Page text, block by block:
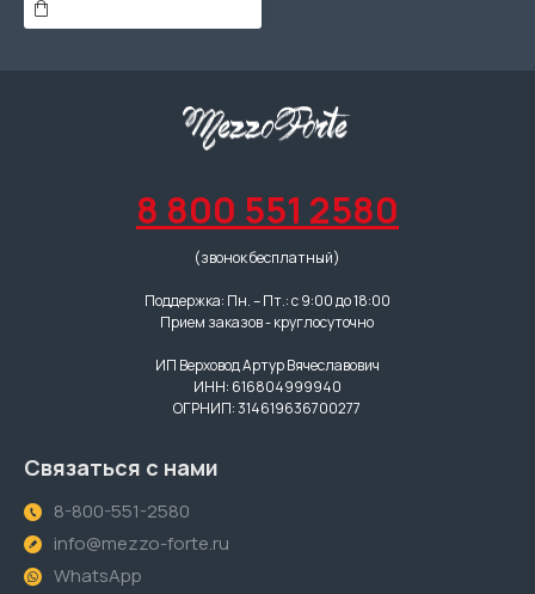
8 800 551 2580
(звонок бесплатный)
Поддержка: Пн. – Пт.: с 9:00 до 18:00
Прием заказов - круглосуточно
ИП Верховод Артур Вячеславович
ИНН: 616804999940
ОГРНИП: 314619636700277
Связаться с нами
8-800-551-2580
info@mezzo-forte.ru
WhatsApp